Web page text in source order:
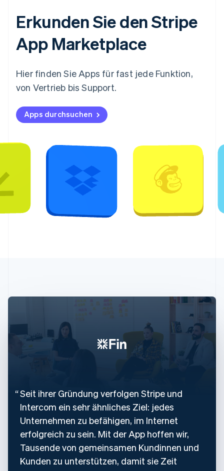
Erkunden Sie den Stripe
App Marketplace
Hier finden Sie Apps für fast jede Funktion,
von Vertrieb bis Support.
Apps durchsuchen
Seit ihrer Gründung verfolgen Stripe und
Intercom ein sehr ähnliches Ziel: jedes
Unternehmen zu befähigen, im Internet
erfolgreich zu sein. Mit der App hoffen wir,
Tausende von gemeinsamen Kundinnen und
Kunden zu unterstützen, damit sie Zeit
English
Deutschland
Deutsch English
Estland
EnglishSvenska
Frankreich
Français
Gibraltar
English
Griechenland